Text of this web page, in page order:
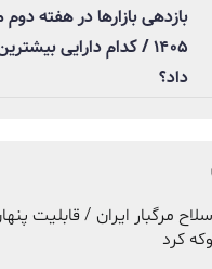
بازدهی بازارها در هفته دوم
۱۴۰۵ / کدام دارایی
داد؟
مرگبار ایران / قابلیت
کرد